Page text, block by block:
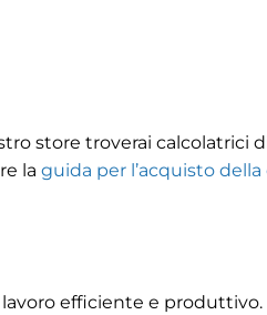
store troverai calcolatrici
la guida per l’acquisto
efficiente e produttivo.